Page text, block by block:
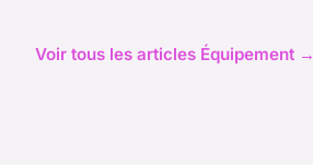
Voir tous les articles Équipement →